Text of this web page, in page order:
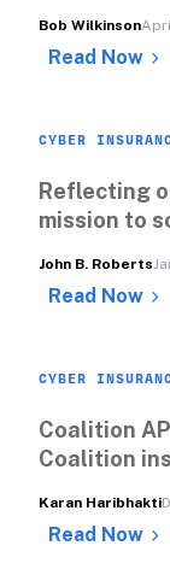
Bob Wilkinson
Read Now
CYBER
Reflecting
mission to
John B. Roberts
Read Now
CYBER
Coalition
Coalition
Karan Haribhakti
Read Now